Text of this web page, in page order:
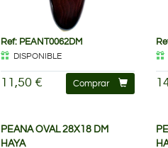
Ref: PEANT0062DM
DISPONIBLE
11,50 € Comprar
PEANA OVAL 28X18 DM
HAYA